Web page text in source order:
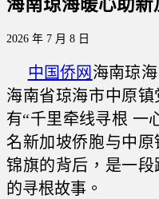
海南琼海暖心助
2026 年 7 月 8 日
中国侨网 海南琼
海南省琼海市中原
有“千里牵线寻根 一
名新加坡侨胞与中
锦旗的背后，是一
的寻根故事。